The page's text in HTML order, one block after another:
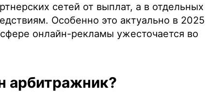
сетей от выплат, а в отдельных
Особенно это актуально в 2025
сфере онлайн-рекламы ужесточается во
арбитражник?